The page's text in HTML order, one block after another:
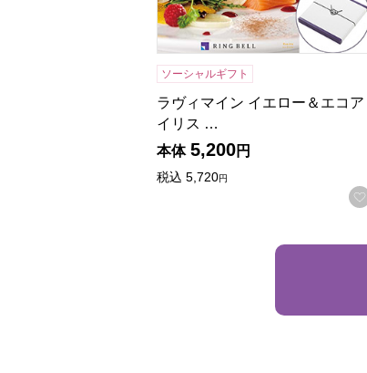
ソーシャルギフト
ラヴィマイン イエロー＆エコア
イリス …
本体 5,200円
税込 5,720円